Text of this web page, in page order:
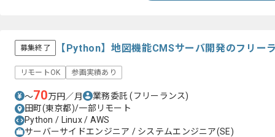
募集終了 【Python】地図機能CMSサーバ開発のフリー
リモートOK 参画実績あり
〜70万円／月 業務委託(フリーランス)
田町(東京都)/一部リモート
Python / Linux / AWS
サーバーサイドエンジニア / システムエンジニア(SE)